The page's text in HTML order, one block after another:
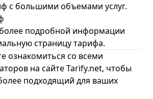
с большими объемами услуг.
подробной информации
страницу тарифа.
ознакомиться со всеми
на сайте Tarify.net, чтобы
подходящий для ваших